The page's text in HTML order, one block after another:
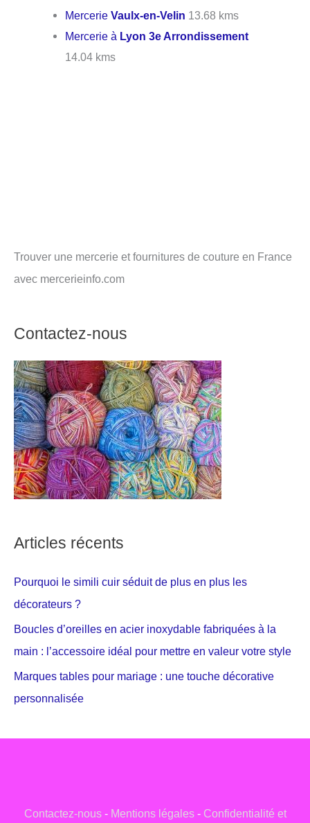
MercerieVaulx-en-Velin 13.68 kms
Mercerie à Lyon 3e Arrondissement
14.04 kms
Trouver une mercerie et fournitures de couture en France
avec mercerieinfo.com
Contactez-nous
Articles récents
Pourquoi le simili cuir séduit de plus en plus les
décorateurs ?
Boucles d’oreilles en acier inoxydable fabriquées à la
main : l’accessoire idéal pour mettre en valeur votre style
Marques tables pour mariage : une touche décorative
personnalisée
Contactez-nous- Mentions légales- Confidentialité et